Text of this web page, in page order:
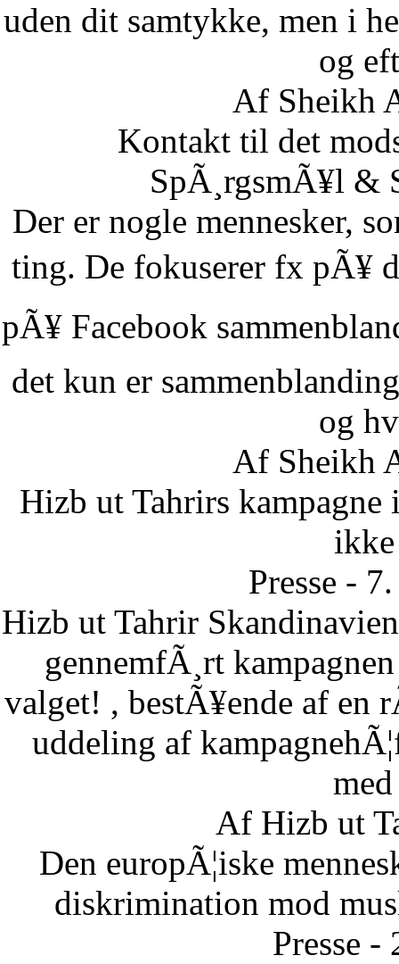
uden dit samtykke, men i
og
Af Sheikh
Kontakt til det
SpÃ¸rgsmÃ¥l &
Der er nogle mennesker,
ting. De fokuserer fx pÃ¥
pÃ¥ Facebook
det kun er
og
Af Sheikh
Hizb ut Tahrirs
Presse -
Hizb ut Tahrir
gennemfÃ¸rt
valget! , bestÃ¥ende af en
uddeling af
Af Hizb ut
Den europÃ¦iske
diskrimination mod
Presse -